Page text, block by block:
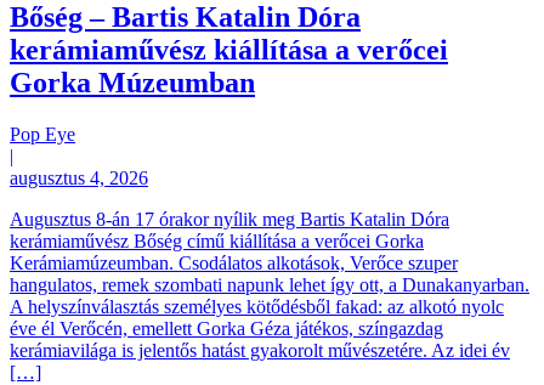
Bőség – Bartis Katalin Dóra
kerámiaművész kiállítása a verőcei
Gorka Múzeumban
Pop Eye
|
augusztus 4, 2026
Augusztus 8-án 17 órakor nyílik meg Bartis Katalin Dóra
kerámiaművész Bőség című kiállítása a verőcei Gorka
Kerámiamúzeumban. Csodálatos alkotások, Verőce szuper
hangulatos, remek szombati napunk lehet így ott, a Dunakanyarban.
A helyszínválasztás személyes kötődésből fakad: az alkotó nyolc
éve él Verőcén, emellett Gorka Géza játékos, színgazdag
kerámiavilága is jelentős hatást gyakorolt művészetére. Az idei év
[…]